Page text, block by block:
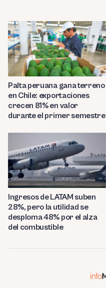
Palta peruana gana terreno
en Chile: exportaciones
crecen 81% en valor
durante el primer semestre
Ingresos de LATAM suben
28%, pero la utilidad se
desploma 48% por el alza
del combustible